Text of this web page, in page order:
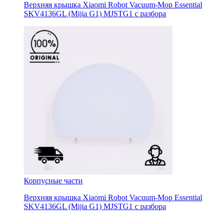
Верхняя крышка Xiaomi Robot Vacuum-Mop Essential
SKV4136GL (Mijia G1) MJSTG1 с разбора
Корпусные части
Верхняя крышка Xiaomi Robot Vacuum-Mop Essential
SKV4136GL (Mijia G1) MJSTG1 с разбора